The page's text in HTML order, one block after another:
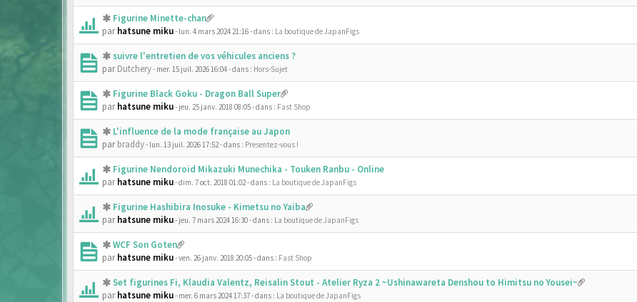
Figurine Minette-chan
parhatsune miku- lun. 4 mars 2024 21:16- dans : La boutique de JapanFigs
suivre l'entretien de vos véhicules anciens ?
parDutchery- mer. 15 juil. 2026 16:04- dans : Hors-Sujet
Figurine Black Goku - Dragon Ball Super
parhatsune miku- jeu. 25 janv. 2018 08:05- dans : Fast Shop
L'influence de la mode française au Japon
parbraddy- lun. 13 juil. 2026 17:52- dans : Presentez-vous !
Figurine Nendoroid Mikazuki Munechika - Touken Ranbu - Online
parhatsune miku- dim. 7 oct. 2018 01:02- dans : La boutique de JapanFigs
Figurine Hashibira Inosuke - Kimetsu no Yaiba
parhatsune miku- jeu. 7 mars 2024 16:30- dans : La boutique de JapanFigs
WCF Son Goten
parhatsune miku- ven. 26 janv. 2018 20:05- dans : Fast Shop
Set figurines Fi, Klaudia Valentz, Reisalin Stout - Atelier Ryza 2 ~Ushinawareta Denshou to Himitsu no Yousei~
parhatsune miku- mer. 6 mars 2024 17:37- dans : La boutique de JapanFigs